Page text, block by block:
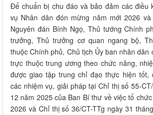
Để chuẩn bị chu đáo và bảo đảm các điều
vụ Nhân dân đón mừng năm mới 2026
Nguyên đán Bính Ngọ, Thủ tướng Chính
trưởng, Thủ trưởng cơ quan ngang bộ,
thuộc Chính phủ, Chủ tịch Ủy ban nhân dân
trực thuộc trung ương theo chức năng,
được giao tập trung chỉ đạo thực hiện tốt,
các nhiệm vụ, giải pháp tại Chỉ thị số 55-
12 năm 2025 của Ban Bí thư về việc tổ
2026 và Chỉ thị số 36/CT-TTg ngày 31